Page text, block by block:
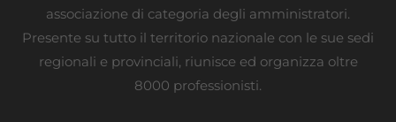
associazione di categoria degli amministratori.
Presente su tutto il territorio nazionale con le sue sedi
regionali e provinciali, riunisce ed organizza oltre
8000 professionisti.